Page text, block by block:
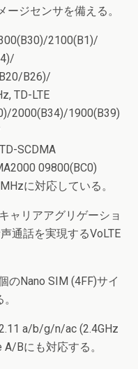
ージセンサを備える。
2100(B1)/
B26)/
TD-LTE
2000(B34)/1900(B39)
SCDMA
09800(BC0)
に対応している。
ャリアアグリゲーショ
通話を実現するVoLTE
のNano SIM (4FF)サイ
a/b/g/n/ac (2.4GHz
A/Bにも対応する。